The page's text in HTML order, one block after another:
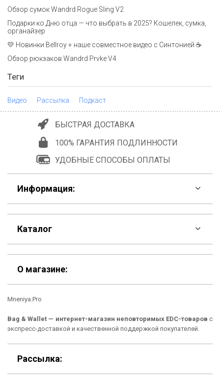
Обзор сумок Wandrd Rogue Sling V2
Подарки ко Дню отца — что выбрать в 2025? Кошелек, сумка,
органайзер
💛 Новинки Bellroy + наше совместное видео с Синтонией ☕
Обзор рюкзаков Wandrd Prvke V4
Теги
Видео Рассылка Подкаст
БЫСТРАЯ ДОСТАВКА
100% ГАРАНТИЯ ПОДЛИННОСТИ
УДОБНЫЕ СПОСОБЫ ОПЛАТЫ
Информация:
F.A.Q
Контакты
Шоурум
Материалы
Подарочные сертификаты
О нас
Каталог
Скидки
Кошельки
Сумки
О магазине:
Mneniya.Pro
Bag & Wallet — интернет-магазин неповторимых EDC-товаров с
экспресс-доставкой и качественной поддержкой покупателей.
Рассылка: